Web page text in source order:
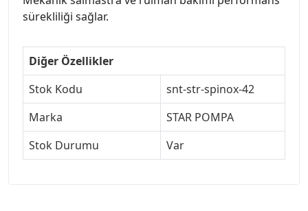
sürekliliği sağlar.
Diğer Özellikler
Stok Kodu
snt-str-spinox-42
Marka
STAR POMPA
Stok Durumu
Var